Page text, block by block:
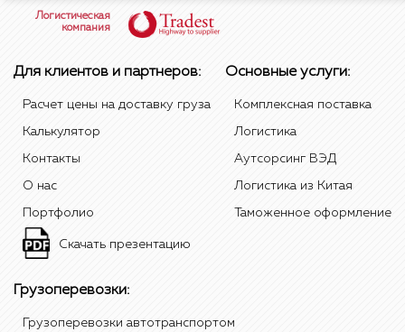
Логистическая
компания
Для клиентов и партнеров:
Расчет цены на доставку груза
Калькулятор
Контакты
О нас
Портфолио
Скачать презентацию
Основные услуги:
Комплексная поставка
Логистика
Аутсорсинг ВЭД
Логистика из Китая
Таможенное оформление
Грузоперевозки:
Грузоперевозки автотранспортом